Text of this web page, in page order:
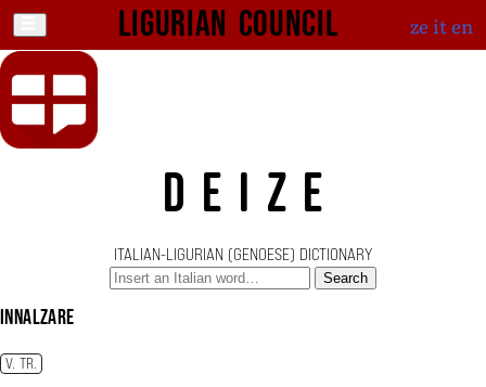
Ligurian Council ze iten
DEIZE
ITALIAN-LIGURIAN (GENOESE) DICTIONARY
Search
innalzare
V. TR.